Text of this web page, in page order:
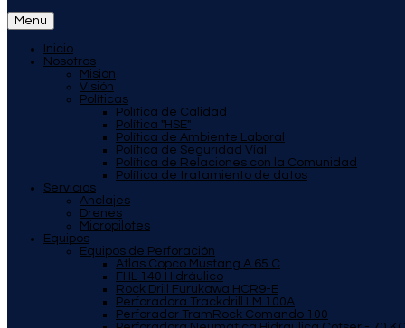
Menu
Inicio
Nosotros
Misión
Visión
Políticas
Política de Calidad
Política "HSE"
Política de Ambiente Laboral
Política de Seguridad Víal
Política de Relaciones con la Comunidad
Política de tratamiento de datos
Servicios
Anclajes
Drenes
Micropilotes
Equipos
Equipos de Perforación
Atlas Copco Mustang A 65 C
FHL 140 Hidráulico
Rock Drill Furukawa HCR9-E
Perforadora Trackdrill LM 100A
Perforador TramRock Comando 100